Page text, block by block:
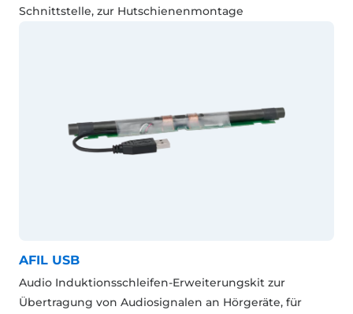
Schnittstelle, zur Hutschienenmontage
AFIL USB
Audio Induktionsschleifen-Erweiterungskit zur
Übertragung von Audiosignalen an Hörgeräte, für